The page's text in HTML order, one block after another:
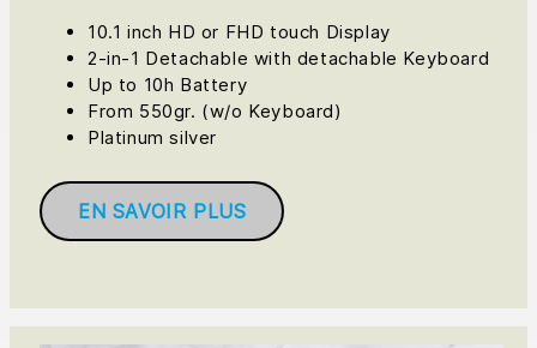
10.1 inch HD or FHD touch Display
2-in-1 Detachable with detachable Keyboard
Up to 10h Battery
From 550gr. (w/o Keyboard)
Platinum silver
EN SAVOIR PLUS